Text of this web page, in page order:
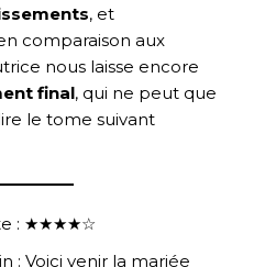
, et
comparaison aux
nous laisse encore
final, qui ne peut que
le tome suivant
: ★★★★☆
: Voici venir la mariée